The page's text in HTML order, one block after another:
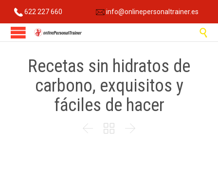
622 227 660 info@onlinepersonaltrainer.es

Recetas sin hidratos de
carbono, exquisitos y
fáciles de hacer
  